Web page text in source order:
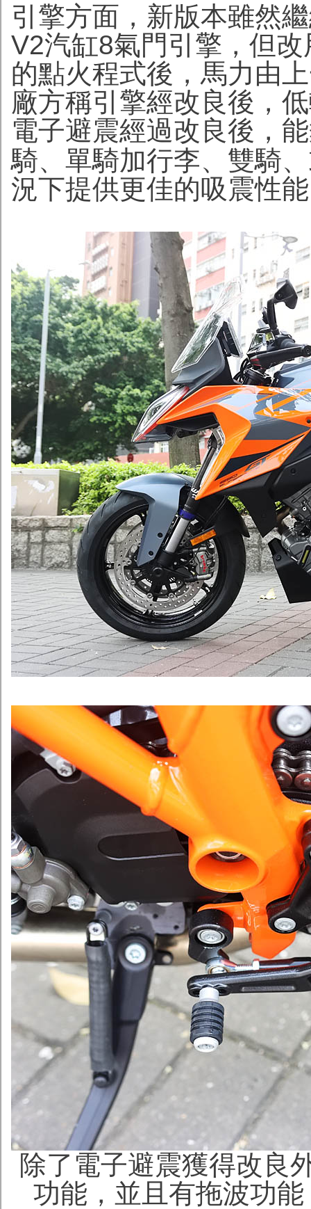
引擎方面，新版本雖然
V2汽缸8氣門引擎，但
的點火程式後，馬力由
廠方稱引擎經改良後，
電子避震經過改良後，
騎、單騎加行李、雙騎
況下提供更佳的吸震性
除了電子避震獲得改良
功能，並且有拖波功